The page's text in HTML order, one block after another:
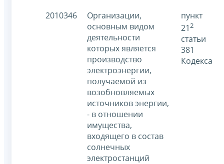
2010346
Организации,
основным видом
деятельности
которых является
производство
электроэнергии,
получаемой из
возобновляемых
источников энергии,
- в отношении
имущества,
входящего в состав
солнечных
электростанций
пункт
21 2
статьи
381
Кодекса